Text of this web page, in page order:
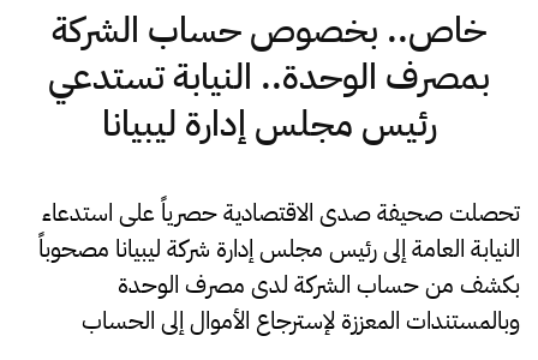
خاص.. بخصوص حساب الشركة
بمصرف الوحدة.. النيابة تستدعي
رئيس مجلس إدارة ليبيانا
تحصلت صحيفة صدى الاقتصادية حصرياً على استدعاء
النيابة العامة إلى رئيس مجلس إدارة شركة ليبيانا مصحوباً
بكشف من حساب الشركة لدى مصرف الوحدة
وبالمستندات المعززة لإسترجاع الأموال إلى الحساب